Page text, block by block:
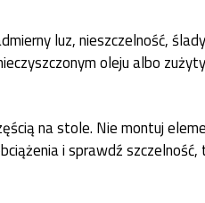
luz, nieszczelność,
oleju albo
na stole. Nie montuj
i sprawdź